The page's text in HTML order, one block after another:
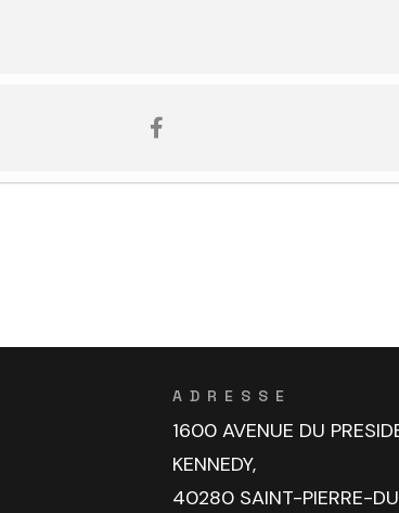
ADRESSE
1600 AVENUE DU
KENNEDY,
40280 SAINT-PIERRE-